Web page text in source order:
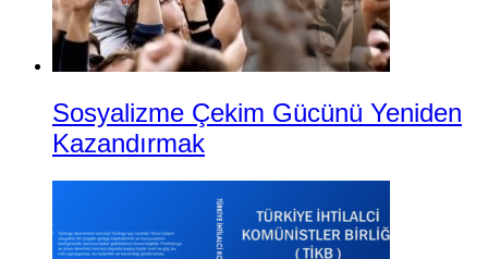
Sosyalizme Çekim Gücünü Yeniden
Kazandırmak